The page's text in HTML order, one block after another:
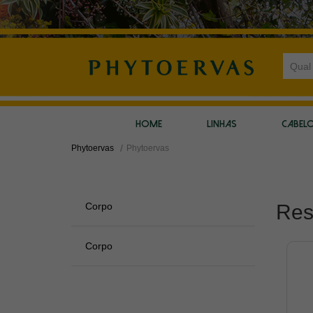
HOME LINHAS
Phytoervas Phytoervas
Corpo
Corpo